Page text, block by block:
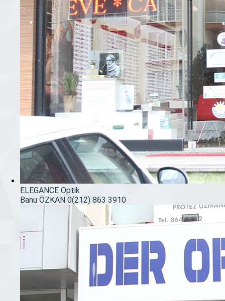
ELEGANCE Optik
Banu ÖZKAN 0(212) 863 3910